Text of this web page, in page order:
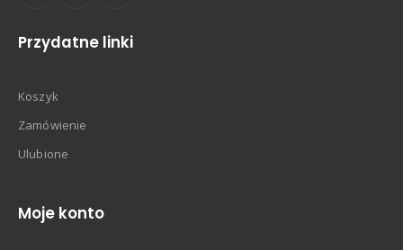
Przydatne linki
Koszyk
Zamówienie
Ulubione
Moje konto